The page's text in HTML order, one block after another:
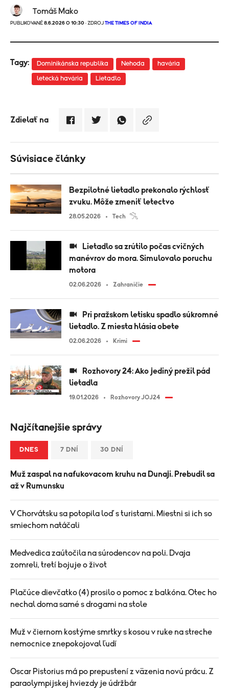
Tomáš Mako
PUBLIKOVANÉ 8.6.2026 O 10:30 · ZDROJ THE TIMES OF INDIA
Tagy: Dominikánska republika Nehoda havária
letecká havária Lietadlo
Zdielať na
Súvisiace články
Bezpilotné lietadlo prekonalo rýchlosť
zvuku. Môže zmeniť letectvo
28.05.2026 Tech
manévrov do mora. Simulovalo poruchu
motora
02.06.2026 Zahraničie
lietadlo. Z miesta hlásia obete
02.06.2026 Krimi
lietadla
19.01.2026 Rozhovory JOJ24
Najčítanejšie správy
DNES 7 DNÍ 30 DNÍ
Muž zaspal na nafukovacom kruhu na Dunaji. Prebudil sa
až v Rumunsku
V Chorvátsku sa potopila loď s turistami. Miestni si ich so
smiechom natáčali
Medvedica zaútočila na súrodencov na poli. Dvaja
zomreli, tretí bojuje o život
Plačúce dievčatko (4) prosilo o pomoc z balkóna. Otec ho
nechal doma samé s drogami na stole
Muž v čiernom kostýme smrtky s kosou v ruke na streche
nemocnice znepokojoval ľudí
Oscar Pistorius má po prepustení z väzenia novú prácu. Z
paraolympijskej hviezdy je údržbár